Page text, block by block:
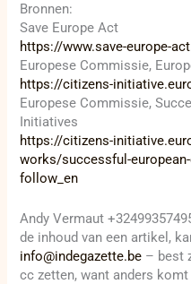
Bronnen:
Save Europe Act
https://www.save-europe-
Europese Commissie,
https://citizens-
Europese Commissie,
Initiatives
https://citizens-
works/successful-
follow_en
Andy Vermaut
de inhoud van een artikel,
info@indegazette.be – best
cc zetten, want anders